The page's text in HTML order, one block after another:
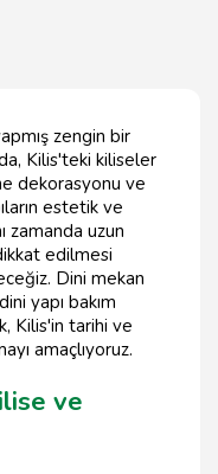
zengin bir
Kilis'teki kiliseler
dekorasyonu ve
estetik ve
zamanda uzun
edilmesi
Dini mekan
yapı bakım
Kilis'in tarihi ve
amaçlıyoruz.
ve